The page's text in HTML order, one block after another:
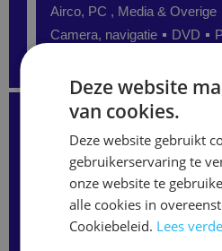
Airco, PC , Media & Overige
Camera, navigatie
DVD
Kunt u de juiste
Neem gerust contact met ons
of vul het formulier hieronder in.
Wij kunnen vaak alsnog de
leveren.
Deze website
van cookies.
Deze website gebruikt
gebruikerservaring te
onze website te
alle cookies in
Cookiebeleid. Lees